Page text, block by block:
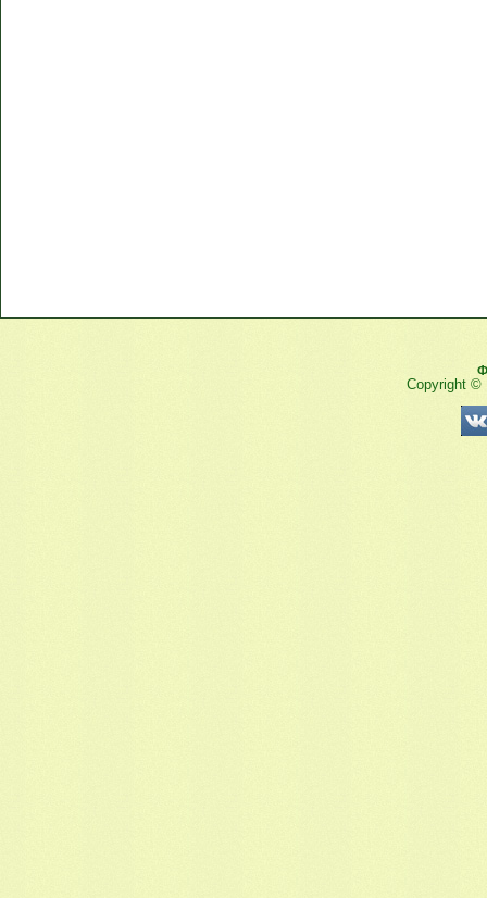
Copyright ©